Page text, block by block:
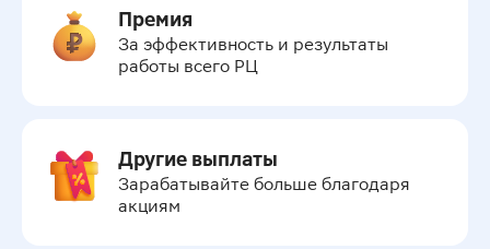
Премия
За эффективность и результаты
работы всего РЦ
Другие выплаты
Зарабатывайте больше благодаря
акциям